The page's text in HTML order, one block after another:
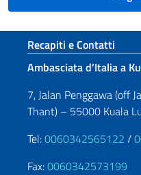
Sezione
Recapiti e Contatti
Ambasciata d’Italia a
7, Jalan Penggawa (off
Thant) – 55000 Kuala
Tel:0060342565122 /
Fax:0060342573199